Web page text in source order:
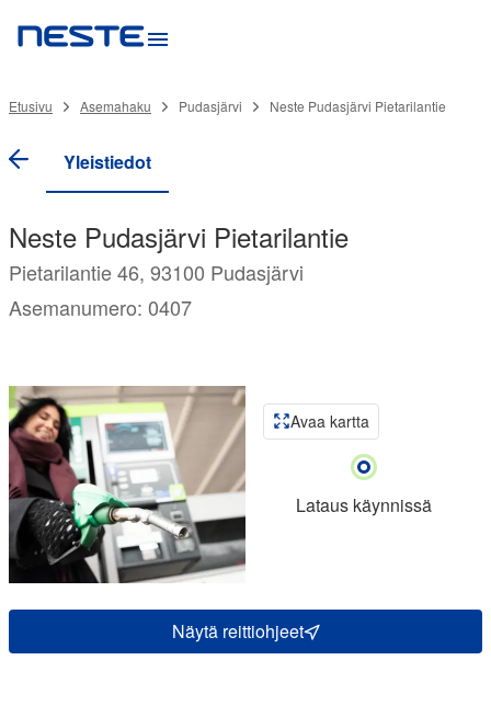
Etusivu Asemahaku Pudasjärvi Neste Pudasjärvi Pietarilantie
Yleistiedot
Neste Pudasjärvi Pietarilantie
Pietarilantie 46, 93100 Pudasjärvi
Asemanumero: 0407
Lataus käynnissä
Avaa kartta
Näytä reittiohjeet